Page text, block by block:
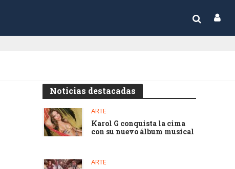
Noticias destacadas
ARTE
Karol G conquista la cima
con su nuevo álbum musical
ARTE